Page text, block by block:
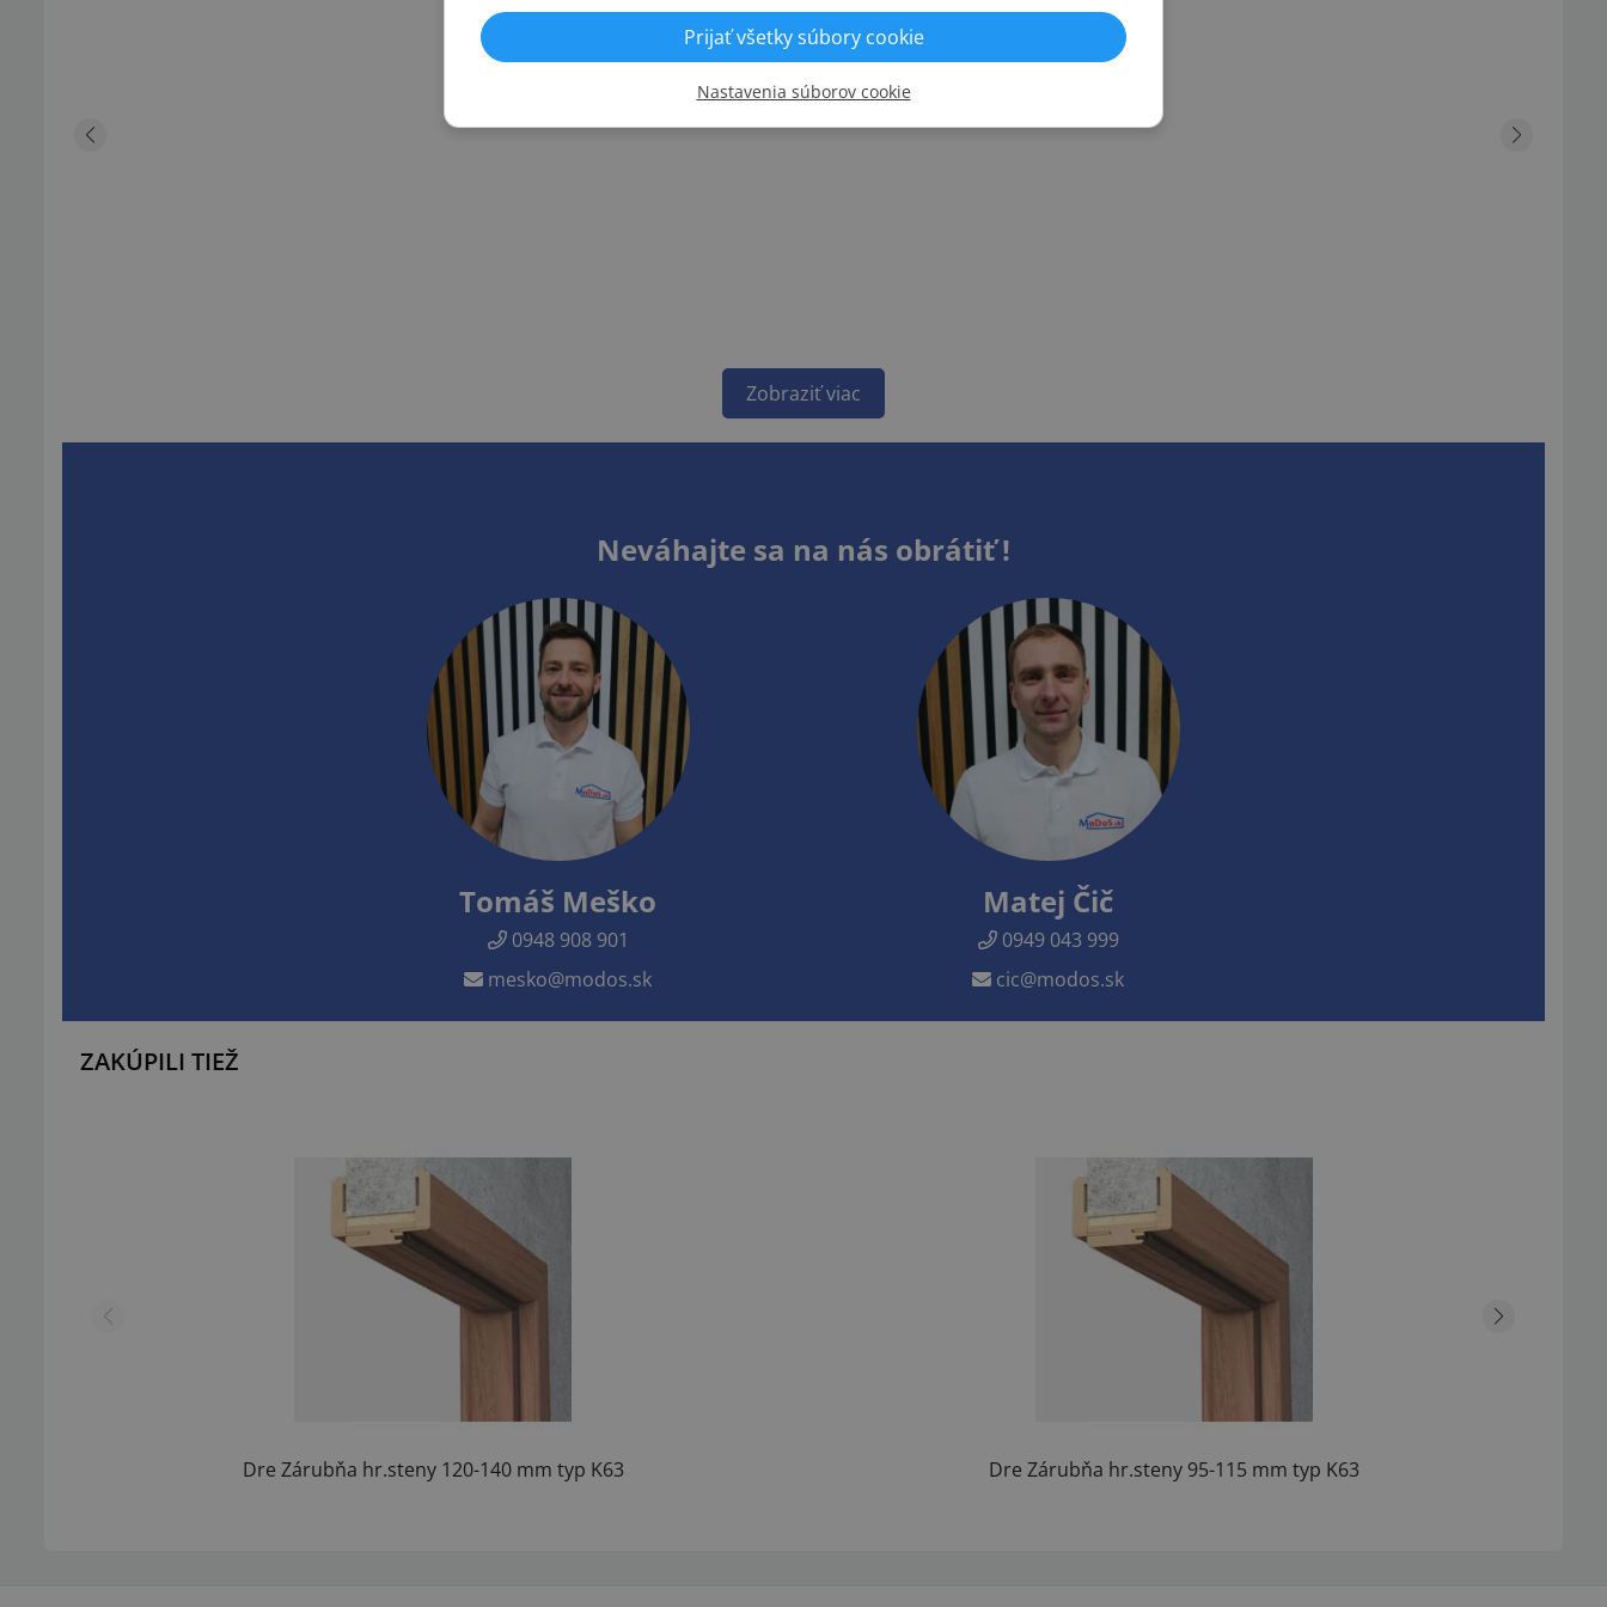
Zobraziť viac
Neváhajte sa na nás obrátiť !
Tomáš Meško
0948 908 901
mesko@modos.sk
Matej Čič
0949 043 999
cic@modos.sk
ZAKÚPILI TIEŽ
Dre Zárubňa hr.steny 120-140 mm typ K63 Dre Zárubňa hr.steny 95-115 mm typ K63
Prijať všetky súbory cookie
Nastavenia súborov cookie